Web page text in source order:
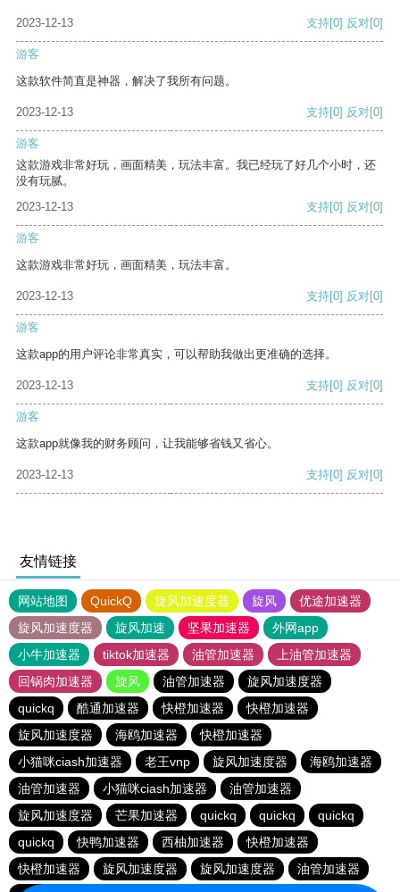
2023-12-13 支持[0] 反对[0]
游客
这款软件简直是神器，解决了我所有问题。
2023-12-13 支持[0] 反对[0]
游客
这款游戏非常好玩，画面精美，玩法丰富。我已经玩了好几个小时，还
没有玩腻。
2023-12-13
支持[0] 反对[0]
游客
这款游戏非常好玩，画面精美，玩法丰富。
2023-12-13 支持[0] 反对[0]
游客
这款app的用户评论非常真实，可以帮助我做出更准确的选择。
2023-12-13 支持[0] 反对[0]
游客
这款app就像我的财务顾问，让我能够省钱又省心。
2023-12-13 支持[0] 反对[0]
友情链接
网站地图 QuickQ 旋风加速度器 旋风
优途加速器
旋风加速度器
旋风加速 坚果加速器
外网app
小牛加速器
tiktok加速器 油管加速器
上油管加速器
回锅肉加速器
旋风 油管加速器
旋风加速度器
quickq
酷通加速器 快橙加速器
快橙加速器
旋风加速度器
海鸥加速器
快橙加速器
小猫咪ciash加速器
老王vnp 旋风加速度器
海鸥加速器
油管加速器
小猫咪ciash加速器
油管加速器
旋风加速度器
芒果加速器 quickq quickq
quickq
quickq
快鸭加速器 西柚加速器
快橙加速器
快橙加速器
旋风加速度器 旋风加速度器
油管加速器